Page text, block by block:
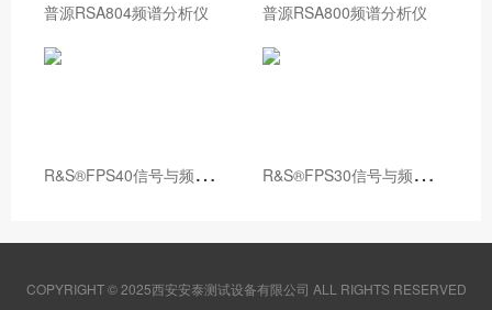
普源RSA804频谱分析仪 普源RSA800频谱分析仪
R
&S®FPS40信号与频谱分析仪 R
&S®FPS30信号与频谱分析仪
COPYRIGHT © 2025西安安泰测试设备有限公司 ALL RIGHTS RESERVED